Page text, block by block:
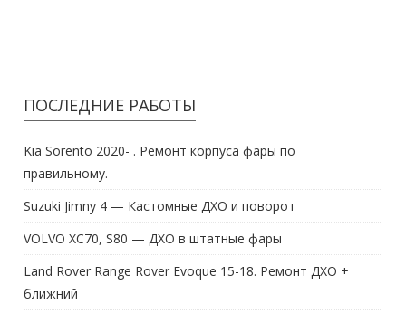
ПОСЛЕДНИЕ РАБОТЫ
Kia Sorento 2020- . Ремонт корпуса фары по
правильному.
Suzuki Jimny 4 — Кастомные ДХО и поворот
VOLVO XC70, S80 — ДХО в штатные фары
Land Rover Range Rover Evoque 15-18. Ремонт ДХО +
ближний